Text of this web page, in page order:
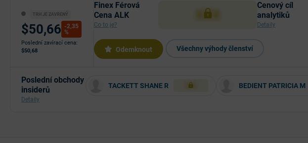
TRH JE ZAVŘENÝ
$50,66 -2,35
%
Poslední zavírací cena:
$50,68
Finex Férová
Cena ALK
Co to je?
XXX
Cenový cíl
analytiků
Detaily
Odemknout Všechny výhody členství
Poslední obchody
insiderů
Detaily
TACKETT SHANE R XXX BEDIENT PATRICIA M